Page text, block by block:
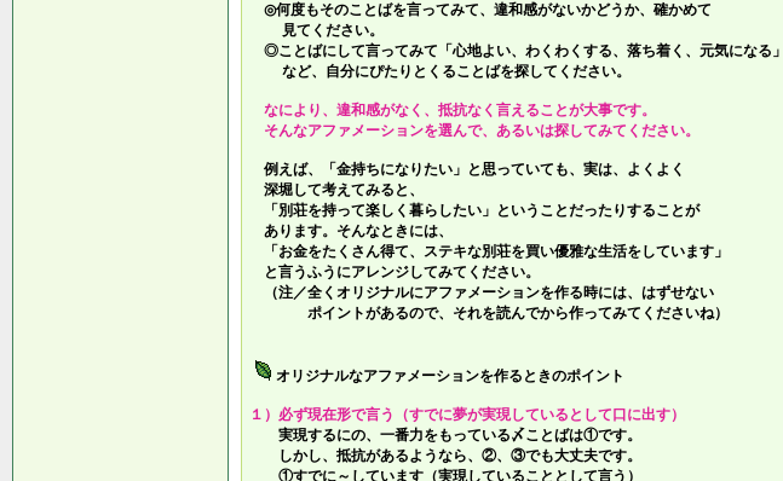
◎何度もそのことばを言ってみて、違和感がないかどうか、確かめて
見てください。
◎ことばにして言ってみて「心地よい、わくわくする、落ち着く、元気になる」
など、自分にぴたりとくることばを探してください。
なにより、違和感がなく、抵抗なく言えることが大事です。
そんなアファメーションを選んで、あるいは探してみてください。
例えば、「金持ちになりたい」と思っていても、実は、よくよく
深堀して考えてみると、
「別荘を持って楽しく暮らしたい」ということだったりすることが
あります。そんなときには、
「お金をたくさん得て、ステキな別荘を買い優雅な生活をしています」
と言うふうにアレンジしてみてください。
（注／全くオリジナルにアファメーションを作る時には、はずせない
ポイントがあるので、それを読んでから作ってみてくださいね）
オリジナルなアファメーションを作るときのポイント
１）必ず現在形で言う（すでに夢が実現しているとして口に出す）
実現するにの、一番力をもっている〆ことばは①です。
しかし、抵抗があるようなら、②、③でも大丈夫です。
①すでに～しています（実現していることとして言う）